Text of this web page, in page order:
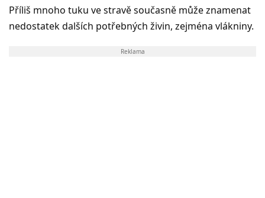
Příliš mnoho tuku ve stravě současně může znamenat
nedostatek dalších potřebných živin, zejména vlákniny.
Reklama